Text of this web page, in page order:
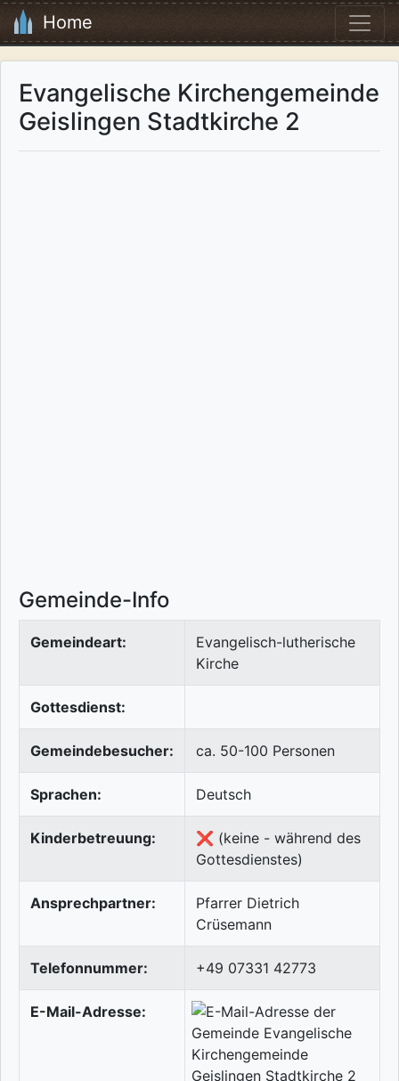
Home
Evangelische Kirchengemeinde
Geislingen Stadtkirche 2
Gemeinde-Info
Gemeindeart:
Evangelisch-lutherische
Kirche
Gottesdienst:
Gemeindebesucher: ca. 50-100 Personen
Sprachen: Deutsch
Kinderbetreuung:
❌ (keine - während des
Gottesdienstes)
Ansprechpartner:
Pfarrer Dietrich
Crüsemann
Telefonnummer: +49 07331 42773
E-Mail-Adresse: